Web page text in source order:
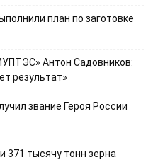
план по заготовке
Антон Садовников:
результат»
звание Героя России
371 тысячу тонн зерна